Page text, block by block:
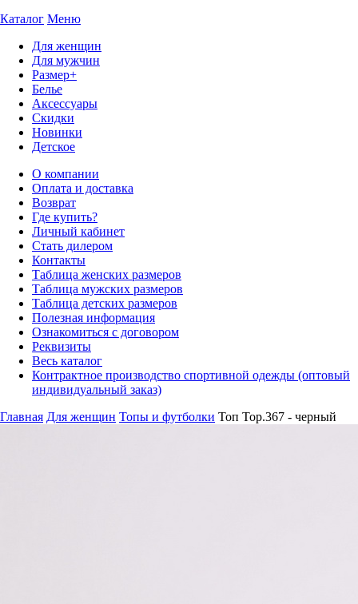
Каталог Меню
Для женщин
Для мужчин
Размер+
Белье
Аксессуары
Скидки
Новинки
Детское
О компании
Оплата и доставка
Возврат
Где купить?
Личный кабинет
Стать дилером
Контакты
Таблица женских размеров
Таблица мужских размеров
Таблица детских размеров
Полезная информация
Ознакомиться с договором
Реквизиты
Весь каталог
Контрактное производство спортивной одежды (оптовый
индивидуальный заказ)
Главная Для женщин Топы и футболки Топ Top.367 - черный